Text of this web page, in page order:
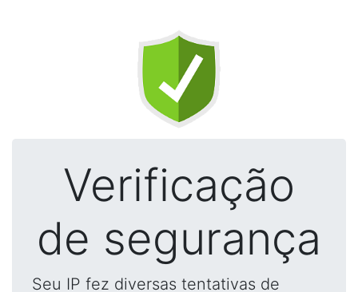
Verificação
de segurança
Seu IP fez diversas tentativas de